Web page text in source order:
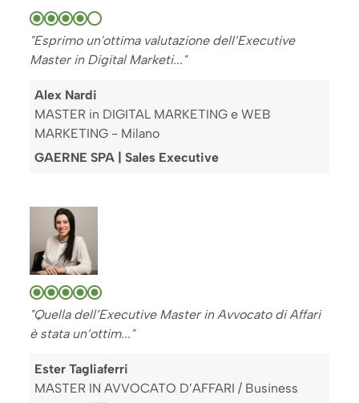
"Esprimo un'ottima valutazione dell’Executive
Master in Digital Marketi..."
Alex Nardi
MASTER in DIGITAL MARKETING e WEB
MARKETING - Milano
GAERNE SPA | Sales Executive
"Quella dell’Executive Master in Avvocato di Affari
è stata un’ottim..."
Ester Tagliaferri
MASTER IN AVVOCATO D’AFFARI / Business